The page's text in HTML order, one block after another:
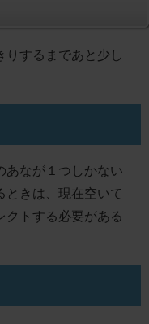
りするまであと少し
あなが１つしかない
ときは、現在空いて
クトする必要がある